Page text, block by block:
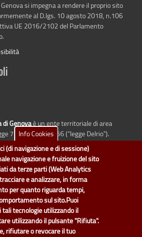
si impegna a rendere il proprio sito
al D.lgs. 10 agosto 2018, n.106
UE 2016/2102 del Parlamento
Genovaè un ente territoriale di area
7 aprile 2014 n. 56 (“legge Delrio”).
Genova.
è il progetto "Open Data" della
Metropolitana di Genova.
a cura del Servizio Sistemi Informativi. Ogni
per la parte di "dati" e "dataset".
|contatti|privacy| Statistiche
Info Cookies
(di navigazione e di sessione)
navigazione e fruizione del sito
da terze parti (Web Analytics
e analizzare, in forma
per quanto riguarda tempi,
sul sito.Puoi
tali tecnologie utilizzando il
utilizzando il pulsante "Rifiuta".
rifiutare o revocare il tuo